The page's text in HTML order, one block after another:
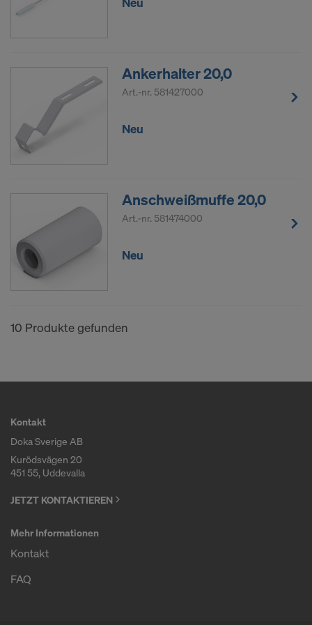
Ankerhalter 20,0
Art.-nr. 581427000
Neu
Anschweißmuffe 20,0
Art.-nr. 581474000
Neu
10 Produkte gefunden
Kontakt
Doka Sverige AB
Kurödsvägen 20
451 55, Uddevalla
JETZT KONTAKTIEREN
Mehr Informationen
Kontakt
FAQ